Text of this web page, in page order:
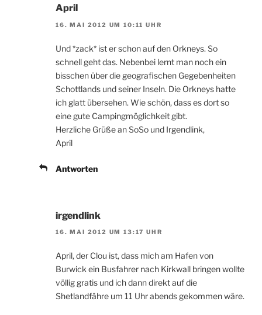
April
16. MAI 2012 UM 10:11 UHR
Und *zack* ist er schon auf den Orkneys. So
schnell geht das. Nebenbei lernt man noch ein
bisschen über die geografischen Gegebenheiten
Schottlands und seiner Inseln. Die Orkneys hatte
ich glatt übersehen. Wie schön, dass es dort so
eine gute Campingmöglichkeit gibt.
Herzliche Grüße an SoSo und Irgendlink,
April
Antworten
irgendlink
16. MAI 2012 UM 13:17 UHR
April, der Clou ist, dass mich am Hafen von
Burwick ein Busfahrer nach Kirkwall bringen wollte
völlig gratis und ich dann direkt auf die
Shetlandfähre um 11 Uhr abends gekommen wäre.